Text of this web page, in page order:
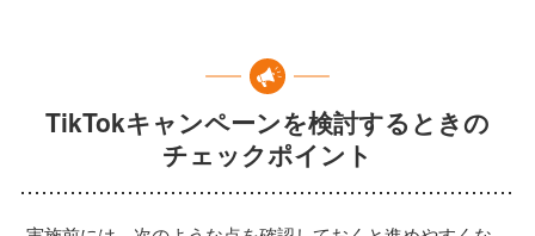
TikTokキャンペーンを検討するときの
チェックポイント